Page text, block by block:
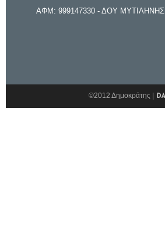
ΑΦΜ: 999147330 - ΔΟΥ ΜΥΤΙΛΗΝΗΣ
©2012 Δημοκράτης |